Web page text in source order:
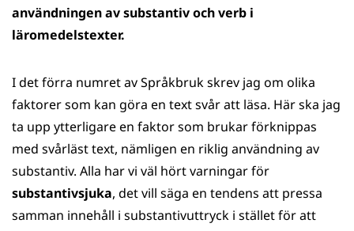
användningen av substantiv och verb i
läromedelstexter.
I det förra numret av Språkbruk skrev jag om olika
faktorer som kan göra en text svår att läsa. Här ska jag
ta upp ytterligare en faktor som brukar förknippas
med svårläst text, nämligen en riklig användning av
substantiv. Alla har vi väl hört varningar för
substantivsjuka, det vill säga en tendens att pressa
samman innehåll i substantivuttryck i stället för att